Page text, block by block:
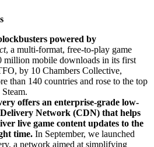
powered by
, a multi-format, free-to-play game
million mobile downloads in its first
by 10 Chambers Collective,
than 140 countries and rose to the top
offers an enterprise-grade low-
Network (CDN) that helps
live game content updates to the
time. In September, we launched
a network aimed at simplifying